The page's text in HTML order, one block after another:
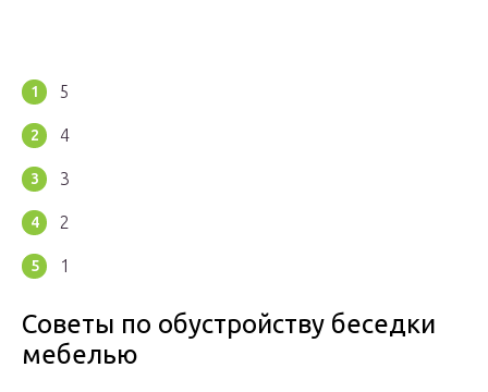
5
4
3
2
1
Советы по обустройству беседки
мебелью